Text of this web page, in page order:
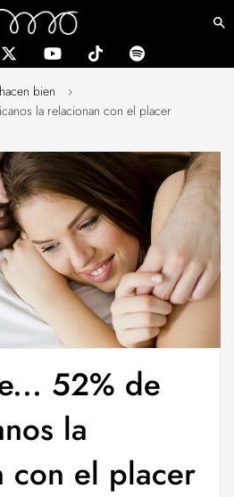
bien
›
la relacionan con el placer
52% de
la
con el placer